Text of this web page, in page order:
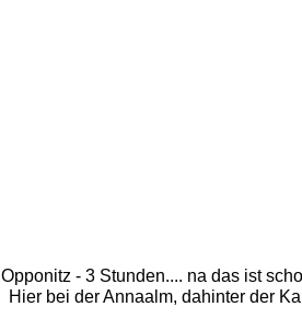
Opponitz - 3 Stunden.... na das ist
Hier bei der Annaalm, dahinter der